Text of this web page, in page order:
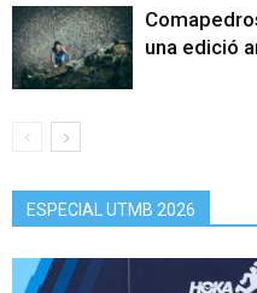
una edició
ESPECIAL UTMB 2026